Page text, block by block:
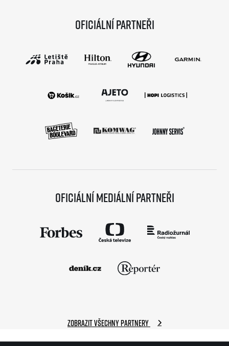
Oficiální partneři
Oficiální mediální partneři
Zobrazit všechny partnery